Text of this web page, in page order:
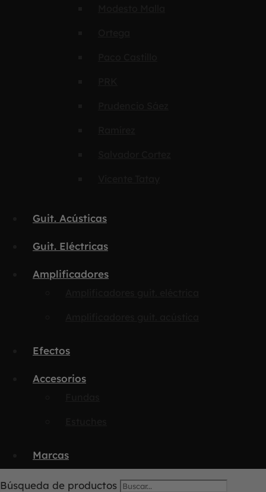
Guit. Acústicas
Guit. Eléctricas
Amplificadores
Efectos
Accesorios
Marcas
Búsqueda de productos